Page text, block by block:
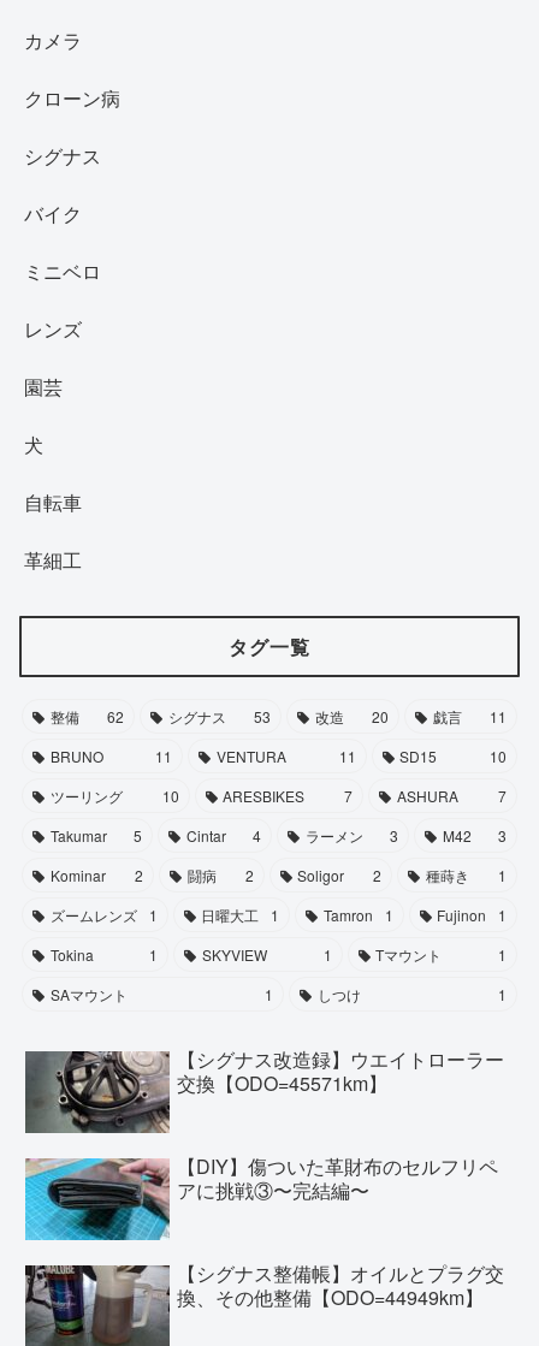
カメラ
クローン病
シグナス
バイク
ミニベロ
レンズ
園芸
犬
自転車
革細工
タグ一覧
整備 62 シグナス 53 改造 20 戯言
11
BRUNO
11 VENTURA 11 SD15
10
ツーリング
10 ARESBIKES 7 ASHURA
7
Takumar
5 Cintar 4 ラーメン 3 M42
3
Kominar
2 闘病 2 Soligor 2 種蒔き
1
ズームレンズ
1 日曜大工 1 Tamron 1 Fujinon
1
Tokina
1 SKYVIEW 1 Tマウント
1
SAマウント
1 しつけ 1
【シグナス改造録】ウエイトローラー
交換【ODO=45571km】
【DIY】傷ついた革財布のセルフリペ
アに挑戦③〜完結編〜
【シグナス整備帳】オイルとプラグ交
換、その他整備【ODO=44949km】